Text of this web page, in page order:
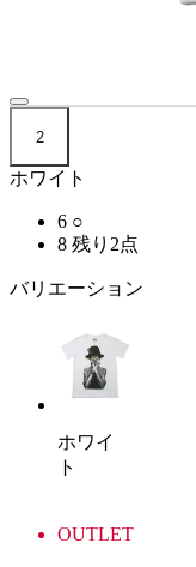
2
ホワイト
6 ○
8 残り2点
バリエーション
ホワイ
ト
OUTLET